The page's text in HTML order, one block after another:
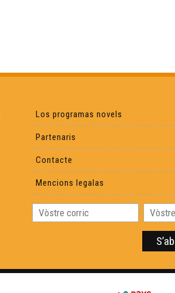
Libre 17 : Lo lop, lo diable e l'avesque
Libre 18 : Colorinas
Libre 20 : Jòrdi Pescaluna
Libre 22 : Escriches de femnas tarnesas
Los programas novels
Partenaris
Contacte
Mencions legalas